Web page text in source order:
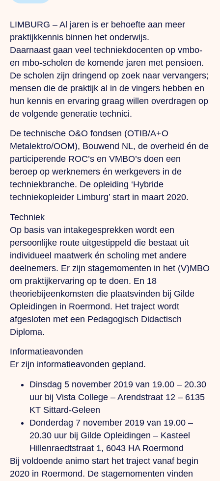
LIMBURG – Al jaren is er behoefte aan meer
praktijkkennis binnen het onderwijs.
Daarnaast gaan veel techniekdocenten op vmbo-
en mbo-scholen de komende jaren met pensioen.
De scholen zijn dringend op zoek naar vervangers;
mensen die de praktijk al in de vingers hebben en
hun kennis en ervaring graag willen overdragen op
de volgende generatie technici.
De technische O&O fondsen (OTIB/A+O
Metalektro/OOM), Bouwend NL, de overheid én de
participerende ROC’s en VMBO’s doen een
beroep op werknemers én werkgevers in de
techniekbranche. De opleiding ‘Hybride
techniekopleider Limburg’ start in maart 2020.
Techniek
Op basis van intakegesprekken wordt een
persoonlijke route uitgestippeld die bestaat uit
individueel maatwerk én scholing met andere
deelnemers. Er zijn stagemomenten in het (V)MBO
om praktijkervaring op te doen. En 18
theoriebijeenkomsten die plaatsvinden bij Gilde
Opleidingen in Roermond. Het traject wordt
afgesloten met een Pedagogisch Didactisch
Diploma.
Informatieavonden
Er zijn informatieavonden gepland.
Dinsdag 5 november 2019 van 19.00 – 20.30
uur bij Vista College – Arendstraat 12 – 6135
KT Sittard-Geleen
Donderdag 7 november 2019 van 19.00 –
20.30 uur bij Gilde Opleidingen – Kasteel
Hillenraedtstraat 1, 6043 HA Roermond
Bij voldoende animo start het traject vanaf begin
2020 in Roermond. De stagemomenten vinden